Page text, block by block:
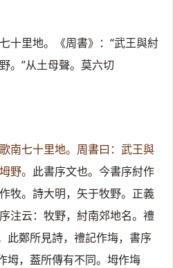
十里地。《周書》：“武王與紂
。”从土母聲。莫六切
南七十里地。周書曰：武王與
野。 此書序文也。今書序紂作
牧。詩大明，矢于牧野。正義
注云：牧野，紂南郊地名。禮
此鄭所見詩，禮記作㙁，書序
坶，葢所傳有不同。坶作㙁